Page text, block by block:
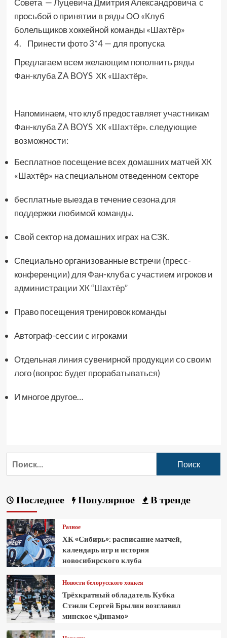
Совета — Луцевича Дмитрия Александровича с
просьбой о принятии в ряды ОО «Клуб
болельщиков хоккейной команды «Шахтёр»
4. Принести фото 3*4 — для пропуска
Предлагаем всем желающим пополнить ряды
Фан-клуба ZA BOYS ХК «Шахтёр».
Напоминаем, что клуб предоставляет участникам
Фан-клуба ZA BOYS ХК «Шахтёр». следующие
возможности:
Бесплатное посещение всех домашних матчей ХК
«Шахтёр» на специальном отведенном секторе
бесплатные выезда в течение сезона для
поддержки любимой команды.
Свой сектор на домашних играх на СЗК.
Специально организованные встречи (пресс-
конференции) для Фан-клуба с участием игроков и
администрации ХК “Шахтёр”
Право посещения тренировок команды
Автограф-сессии с игроками
Отдельная линия сувенирной продукции со своим
лого (вопрос будет прорабатываться)
И многое другое…
Последнее Популярное В тренде
Разное
ХК «Сибирь»: расписание матчей,
календарь игр и история
новосибирского клуба
Новости белорусского хоккея
Трёхкратный обладатель Кубка
Стэнли Сергей Брылин возглавил
минское «Динамо»